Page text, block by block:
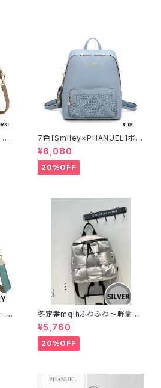
シ
2
7色【Smiley×PHANUEL】ポー
チ付 リュックサック リュックレデ
ィース カジュアル おしゃれ 通学
旅行 A8937-1
¥6,080
20%OFF
ト
ー
冬定番mqlhふわふわ～軽量＆
撥水ナイロン ダウンバッグ 2wa
y リュック 60319-082
¥5,760
20%OFF